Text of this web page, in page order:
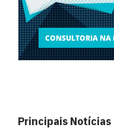
Principais Notícias